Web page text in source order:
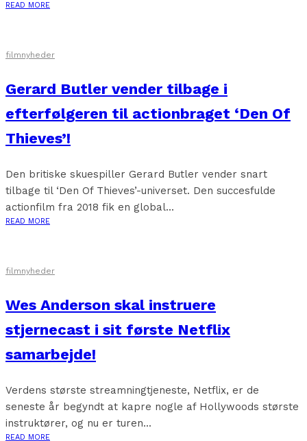
READ MORE
filmnyheder
Gerard Butler vender tilbage i
efterfølgeren til actionbraget ‘Den Of
Thieves’!
Den britiske skuespiller Gerard Butler vender snart
tilbage til ‘Den Of Thieves’-universet. Den succesfulde
actionfilm fra 2018 fik en global...
READ MORE
filmnyheder
Wes Anderson skal instruere
stjernecast i sit første Netflix
samarbejde!
Verdens største streamningtjeneste, Netflix, er de
seneste år begyndt at kapre nogle af Hollywoods største
instruktører, og nu er turen...
READ MORE